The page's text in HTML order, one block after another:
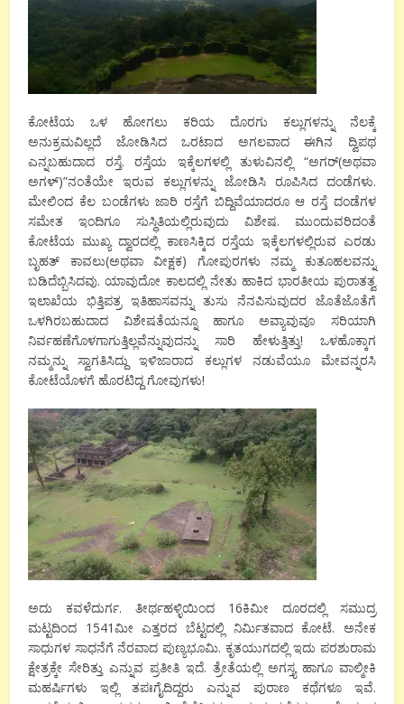
ಕೋಟೆಯ ಒಳ ಹೋಗಲು ಕರಿಯ ದೊರಗು ಕಲ್ಲುಗಳನ್ನು ನೆಲಕ್ಕೆ
ಅನುಕ್ರಮವಿಲ್ಲದೆ ಜೋಡಿಸಿದ ಒರಟಾದ ಅಗಲವಾದ ಈಗಿನ ದ್ವಿಪಥ
ಎನ್ನಬಹುದಾದ ರಸ್ತೆ. ರಸ್ತೆಯ ಇಕ್ಕೆಲಗಳಲ್ಲಿ ತುಳುವಿನಲ್ಲಿ “ಅಗರ್(ಅಥವಾ
ಅಗಳ್)”ನಂತೆಯೇ ಇರುವ ಕಲ್ಲುಗಳನ್ನು ಜೋಡಿಸಿ ರೂಪಿಸಿದ ದಂಡೆಗಳು.
ಮೇಲಿಂದ ಕೆಲ ಬಂಡೆಗಳು ಜಾರಿ ರಸ್ತೆಗೆ ಬಿದ್ದಿವೆಯಾದರೂ ಆ ರಸ್ತೆ ದಂಡೆಗಳ
ಸಮೇತ ಇಂದಿಗೂ ಸುಸ್ಥಿತಿಯಲ್ಲಿರುವುದು ವಿಶೇಷ. ಮುಂದುವರಿದಂತೆ
ಕೋಟೆಯ ಮುಖ್ಯ ದ್ವಾರದಲ್ಲಿ ಕಾಣಸಿಕ್ಕಿದ ರಸ್ತೆಯ ಇಕ್ಕೆಲಗಳಲ್ಲಿರುವ ಎರಡು
ಬೃಹತ್ ಕಾವಲು(ಅಥವಾ ವೀಕ್ಷಕ) ಗೋಪುರಗಳು ನಮ್ಮ ಕುತೂಹಲವನ್ನು
ಬಡಿದೆಬ್ಬಿಸಿದವು. ಯಾವುದೋ ಕಾಲದಲ್ಲಿ ನೇತು ಹಾಕಿದ ಭಾರತೀಯ ಪುರಾತತ್ವ
ಇಲಾಖೆಯ ಭಿತ್ತಿಪತ್ರ ಇತಿಹಾಸವನ್ನು ತುಸು ನೆನಪಿಸುವುದರ ಜೊತೆಜೊತೆಗೆ
ಒಳಗಿರಬಹುದಾದ ವಿಶೇಷತೆಯನ್ನೂ ಹಾಗೂ ಅವ್ಯಾವುವೂ ಸರಿಯಾಗಿ
ನಿರ್ವಹಣೆಗೊಳಗಾಗುತ್ತಿಲ್ಲವೆನ್ನುವುದನ್ನು ಸಾರಿ ಹೇಳುತ್ತಿತ್ತು! ಒಳಹೊಕ್ಕಾಗ
ನಮ್ಮನ್ನು ಸ್ವಾಗತಿಸಿದ್ದು ಇಳಿಜಾರಾದ ಕಲ್ಲುಗಳ ನಡುವೆಯೂ ಮೇವನ್ನರಸಿ
ಕೋಟೆಯೊಳಗೆ ಹೊರಟಿದ್ದ ಗೋವುಗಳು!
ಅದು ಕವಳೆದುರ್ಗ. ತೀರ್ಥಹಳ್ಳಿಯಿಂದ 16ಕಿಮೀ ದೂರದಲ್ಲಿ ಸಮುದ್ರ
ಮಟ್ಟದಿಂದ 1541ಮೀ ಎತ್ತರದ ಬೆಟ್ಟದಲ್ಲಿ ನಿರ್ಮಿತವಾದ ಕೋಟೆ. ಅನೇಕ
ಸಾಧುಗಳ ಸಾಧನೆಗೆ ನೆರವಾದ ಪುಣ್ಯಭೂಮಿ. ಕೃತಯುಗದಲ್ಲಿ ಇದು ಪರಶುರಾಮ
ಕ್ಷೇತ್ರಕ್ಕೇ ಸೇರಿತ್ತು ಎನ್ನುವ ಪ್ರತೀತಿ ಇದೆ. ತ್ರೇತೆಯಲ್ಲಿ ಅಗಸ್ತ್ಯ ಹಾಗೂ ವಾಲ್ಮೀಕಿ
ಮಹರ್ಷಿಗಳು ಇಲ್ಲಿ ತಪಃಗೈದಿದ್ದರು ಎನ್ನುವ ಪುರಾಣ ಕಥೆಗಳೂ ಇವೆ.